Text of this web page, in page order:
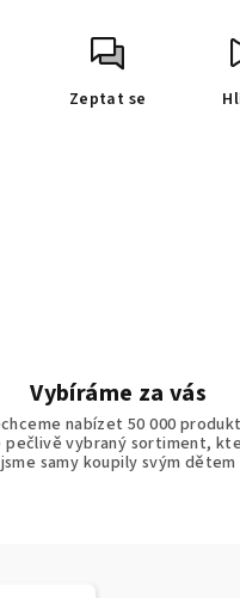
Zeptat se
Vybíráme za vás
nabízet 50 000
pečlivě vybraný sortiment,
jsme samy koupily svým dětem